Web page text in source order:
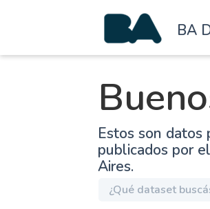
BA
Estos son datos
publicados por
Aires.